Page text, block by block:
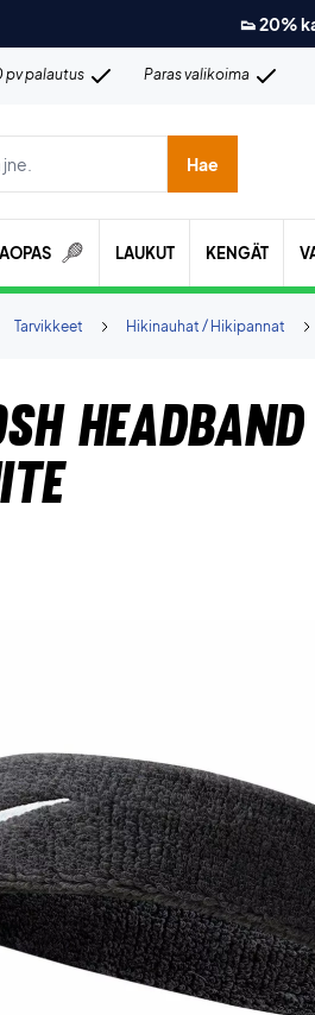
👟 20%
pv palautus Paras valikoima
Hae
LAUKUT KENGÄT
Hikinauhat / Hikipannat
Tarvikkeet
Headband